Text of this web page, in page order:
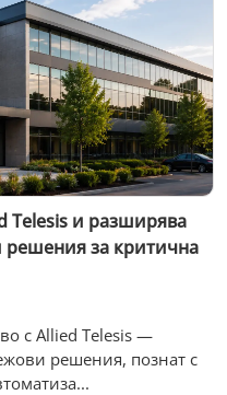
Telesis и разширява
за критична
с Allied Telesis —
решения, познат с